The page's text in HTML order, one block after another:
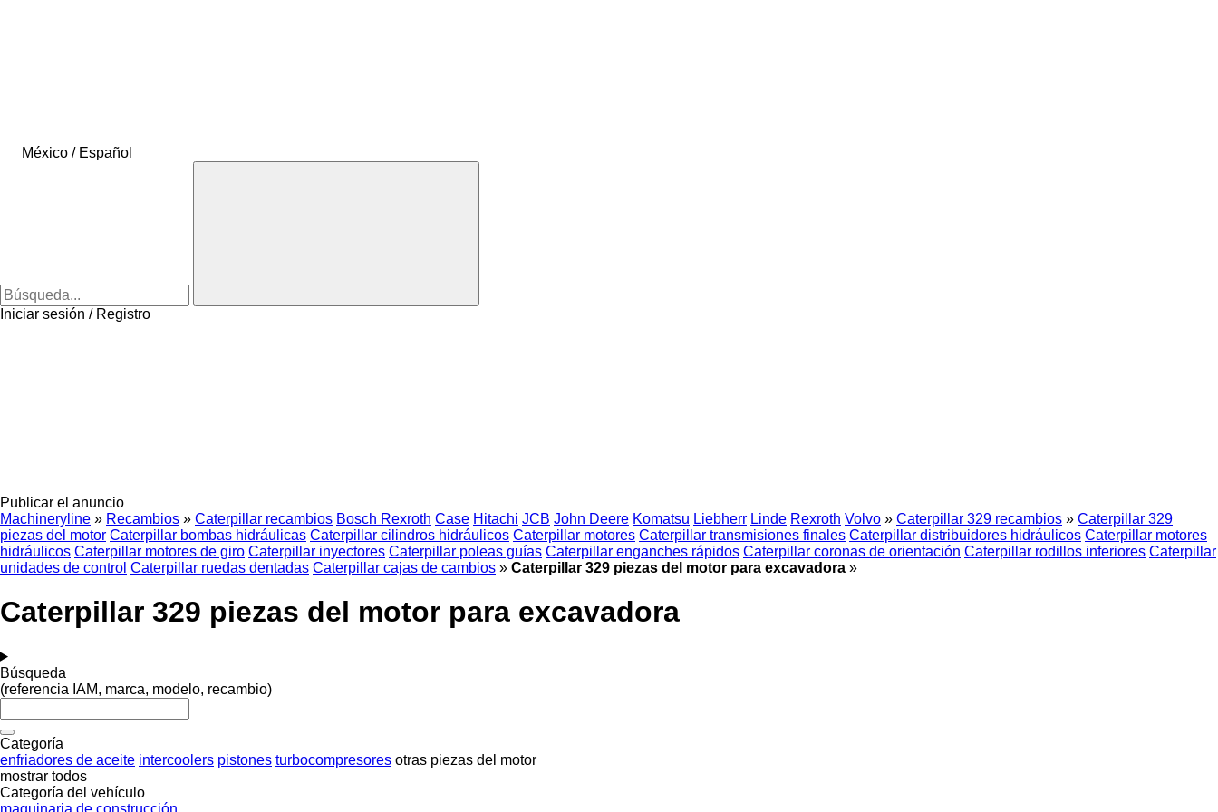
México / Español
Iniciar sesión / Registro
Publicar el anuncio
Machineryline » Recambios » Caterpillar recambios Bosch Rexroth Case Hitachi JCB John Deere Komatsu Liebherr Linde Rexroth Volvo » Caterpillar 329 recambios » Caterpillar 329
piezas del motor Caterpillar bombas hidráulicas Caterpillar cilindros hidráulicos Caterpillar motores Caterpillar transmisiones finales Caterpillar distribuidores hidráulicos Caterpillar motores
hidráulicos Caterpillar motores de giro Caterpillar inyectores Caterpillar poleas guías Caterpillar enganches rápidos Caterpillar coronas de orientación Caterpillar rodillos inferiores Caterpillar
unidades de control Caterpillar ruedas dentadas Caterpillar cajas de cambios » Caterpillar 329 piezas del motor para excavadora »
Caterpillar 329 piezas del motor para excavadora
Búsqueda
(referencia IAM, marca, modelo, recambio)
Categoría
enfriadores de aceite intercoolers pistones turbocompresores otras piezas del motor
mostrar todos
Categoría del vehículo
maquinaria de construcción